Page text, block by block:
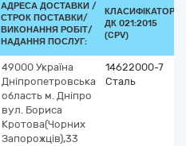
АДРЕСА ДОСТАВКИ /
СТРОК ПОСТАВКИ/
ВИКОНАННЯ РОБІТ/
НАДАННЯ ПОСЛУГ:
КЛАСИФІКАТОР
ДК 021:2015
(CPV)
49000 Україна
Дніпропетровська
область м. Дніпро
вул. Бориса
Кротова(Чорних
Запорожців),33
14622000-7
Сталь